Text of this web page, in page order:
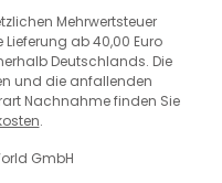
GmbH
Mehrwertsteuer
ab 40,00 Euro
Deutschlands. Die
und die anfallenden
Nachnahme finden Sie
.